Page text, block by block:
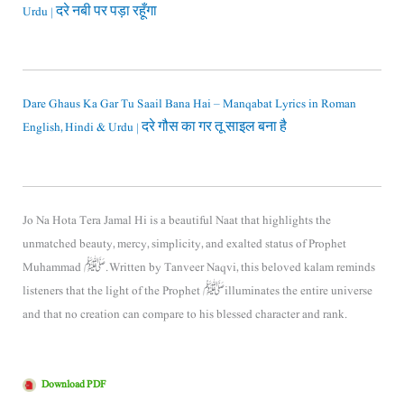
Urdu | दरे नबी पर पड़ा रहूँगा
Dare Ghaus Ka Gar Tu Saail Bana Hai – Manqabat Lyrics in Roman
English, Hindi & Urdu | दरे गौस का गर तू साइल बना है
Jo Na Hota Tera Jamal Hi is a beautiful Naat that highlights the
unmatched beauty, mercy, simplicity, and exalted status of Prophet
Muhammad ﷺ. Written by Tanveer Naqvi, this beloved kalam reminds
listeners that the light of the Prophet ﷺ illuminates the entire universe
and that no creation can compare to his blessed character and rank.
Download PDF